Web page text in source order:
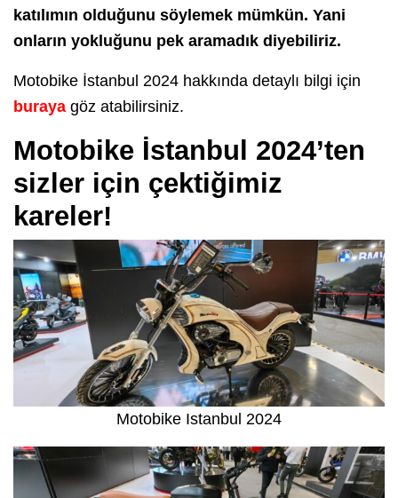
katılımın olduğunu söylemek mümkün. Yani
onların yokluğunu pek aramadık diyebiliriz.
Motobike İstanbul 2024 hakkında detaylı bilgi için
buraya göz atabilirsiniz.
Motobike İstanbul 2024’ten
sizler için çektiğimiz
kareler!
Motobike Istanbul 2024